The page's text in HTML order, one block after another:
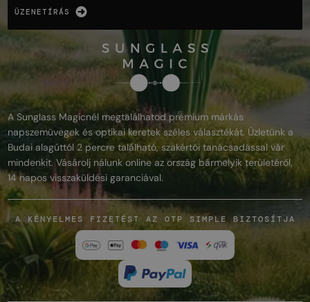
ÜZENETÍRÁS
A Sunglass Magicnél megtalálhatod prémium márkás
napszemüvegek és optikai keretek széles választékát. Üzletünk a
Budai alagúttól 2 percre található, szakértői tanácsadással vár
mindenkit. Vásárolj nálunk online az ország bármelyik területéről,
14 napos visszaküldési garanciával.
A KÉNYELMES FIZETÉST AZ OTP SIMPLE BIZTOSÍTJA